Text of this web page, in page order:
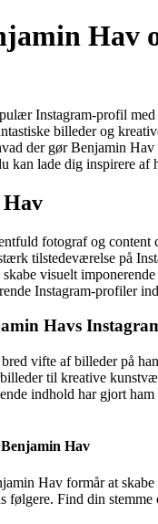
Hav
Instagram-profil
billeder og
der gør Benjamin Hav
kan lade dig inspirere af
fotograf og content
tilstedeværelse på
visuelt
Instagram-profiler
Havs
vifte af billeder på
til kreative
indhold har gjort
Hav
Hav formår at
følgere. Find din